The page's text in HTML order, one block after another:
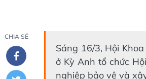
CHIA SẺ
Sáng 16/3, Hội
ở Kỳ Anh tổ chức
nghiệp bảo vệ và